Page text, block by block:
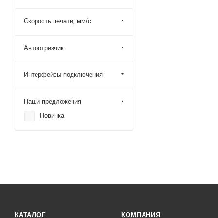
Скорость печати, мм/с
Автоотрезчик
Интерфейсы подключения
Наши предложения
Новинка
КАТАЛОГ КОМПАНИЯ